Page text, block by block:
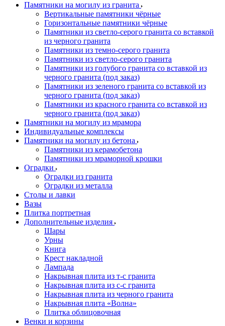
Памятники на могилу из гранита
Вертикальные памятники чёрные
Горизонтальные памятники чёрные
Памятники из светло-серого гранита со вставкой
из черного гранита
Памятники из темно-серого гранита
Памятники из светло-серого гранита
Памятники из голубого гранита со вставкой из
черного гранита (под заказ)
Памятники из зеленого гранита со вставкой из
черного гранита (под заказ)
Памятники из красного гранита со вставкой из
черного гранита (под заказ)
Памятники на могилу из мрамора
Индивидуальные комплексы
Памятники на могилу из бетона
Памятники из керамобетона
Памятники из мраморной крошки
Оградки
Оградки из гранита
Оградки из металла
Столы и лавки
Вазы
Плитка портретная
Дополнительные изделия
Шары
Урны
Книга
Крест накладной
Лампада
Накрывная плита из т-с гранита
Накрывная плита из с-с гранита
Накрывная плита из черного гранита
Накрывная плита «Волна»
Плитка облицовочная
Венки и корзины